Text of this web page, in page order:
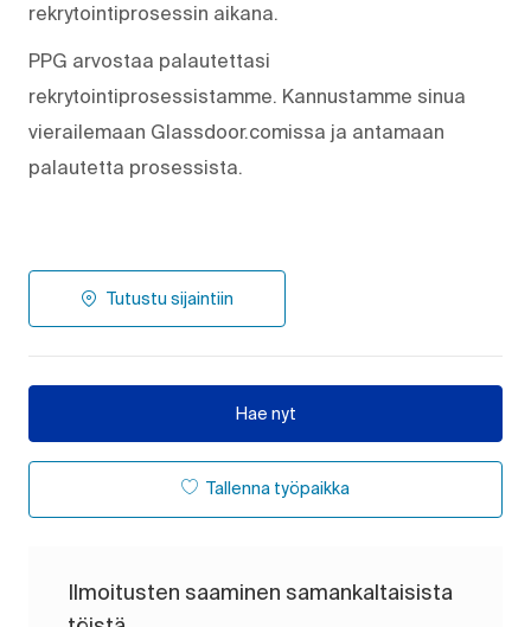
rekrytointiprosessin aikana.
PPG arvostaa palautettasi
rekrytointiprosessistamme. Kannustamme sinua
vierailemaan Glassdoor.comissa ja antamaan
palautetta prosessista.
Tutustu sijaintiin
Hae nyt
Tallenna työpaikka
Ilmoitusten saaminen samankaltaisista